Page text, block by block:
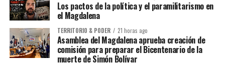
Los pactos de la política y el paramilitarismo en
el Magdalena
TERRITORIO & PODER 21 horas ago
Asamblea del Magdalena aprueba creación de
comisión para preparar el Bicentenario de la
muerte de Simón Bolívar